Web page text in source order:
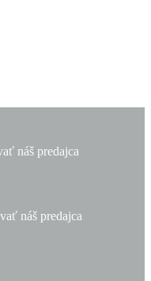
náš predajca
náš predajca